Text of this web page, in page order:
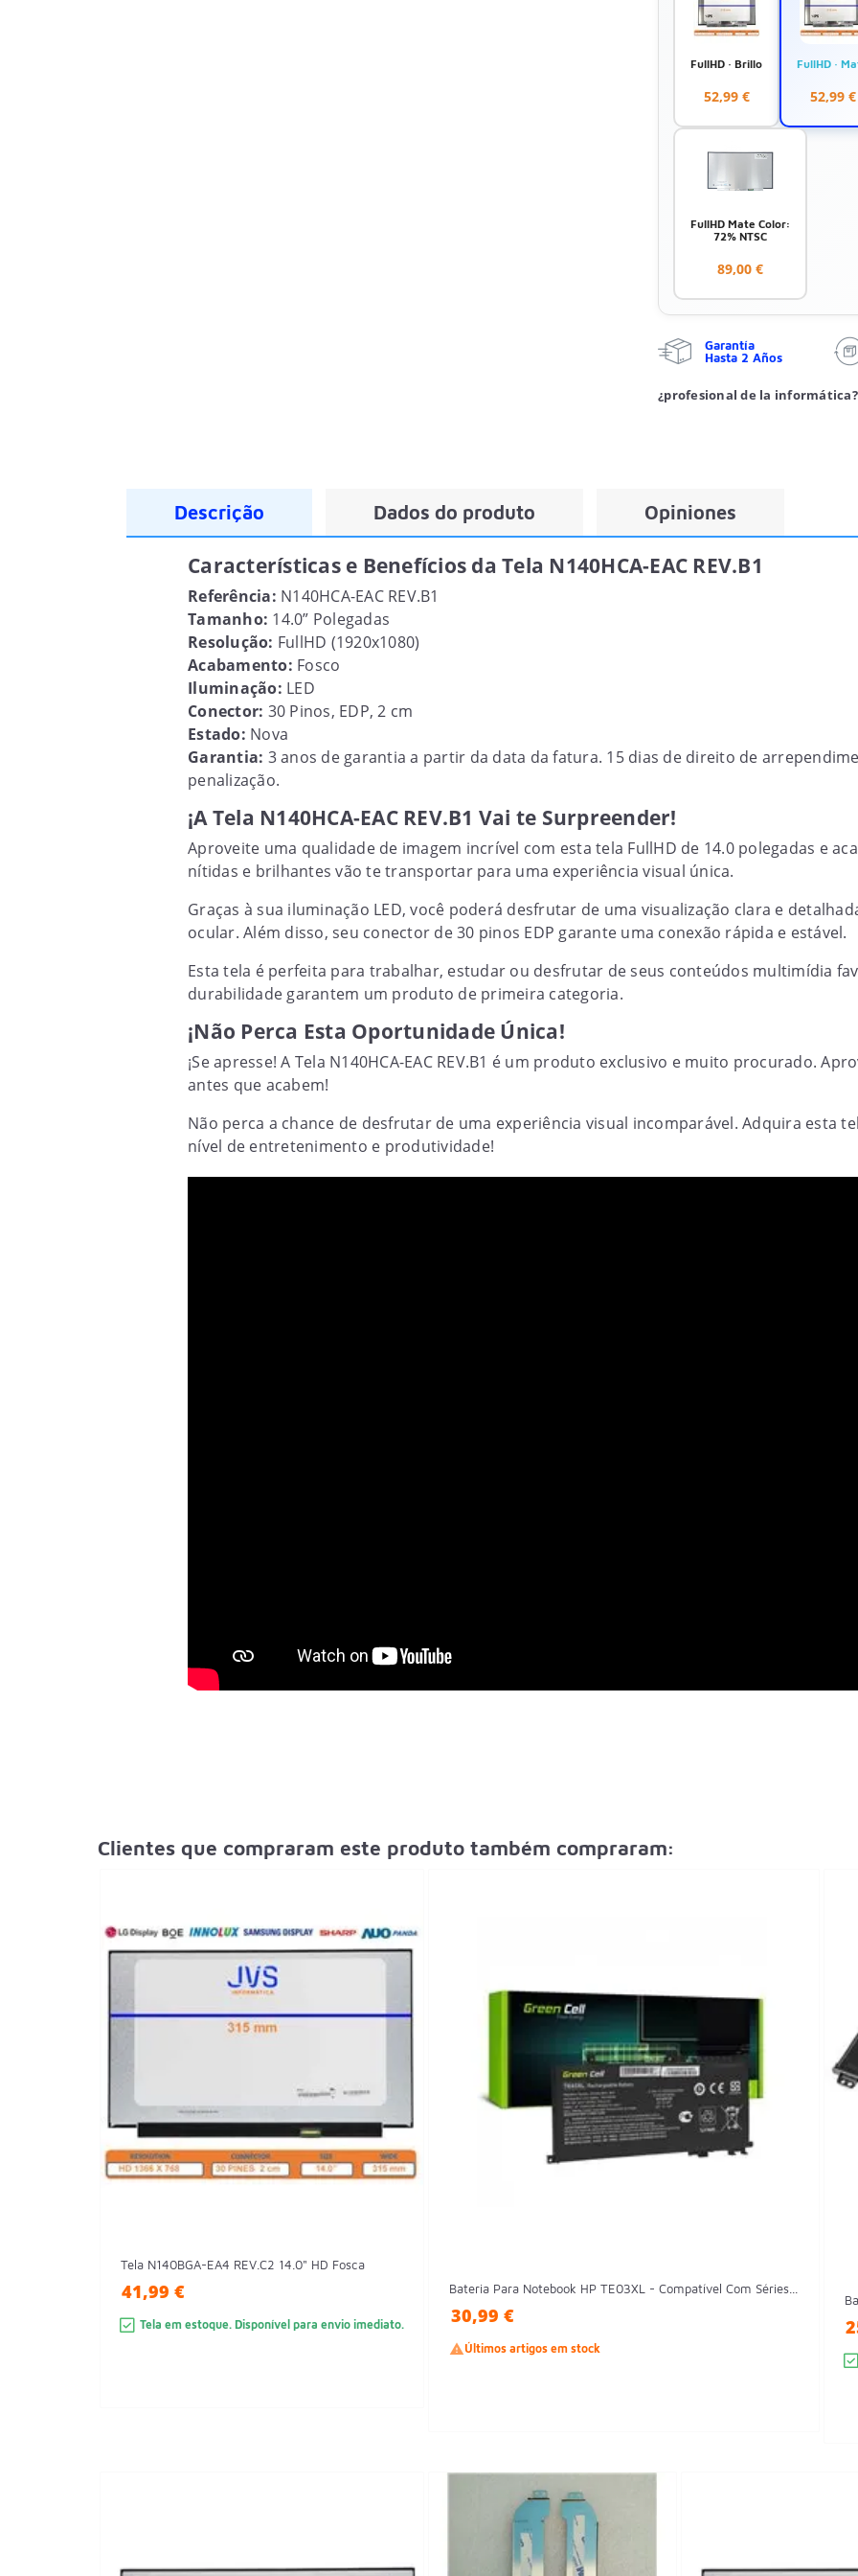
FullHD · Brillo
52,99 €
FullHD ·
52,99 €
FullHD Mate Color:
72% NTSC
89,00 €
Garantía
Hasta 2 Años
¿profesional de la
Descrição Dados do produto Opiniones
Características e Benefícios da Tela N140HCA-EAC REV.B1
Referência: N140HCA-EAC REV.B1
Tamanho: 14.0” Polegadas
Resolução: FullHD (1920x1080)
Acabamento: Fosco
Iluminação: LED
Conector: 30 Pinos, EDP, 2 cm
Estado: Nova
Garantia: 3 anos de garantia a partir da data da fatura. 15 dias de direito de
penalização.
¡A Tela N140HCA-EAC REV.B1 Vai te Surpreender!
Aproveite uma qualidade de imagem incrível com esta tela FullHD de 14.0 polegadas e
nítidas e brilhantes vão te transportar para uma experiência visual única.
Graças à sua iluminação LED, você poderá desfrutar de uma visualização clara e
ocular. Além disso, seu conector de 30 pinos EDP garante uma conexão rápida e estável.
Esta tela é perfeita para trabalhar, estudar ou desfrutar de seus conteúdos multimídia
durabilidade garantem um produto de primeira categoria.
¡Não Perca Esta Oportunidade Única!
¡Se apresse! A Tela N140HCA-EAC REV.B1 é um produto exclusivo e muito procurado.
antes que acabem!
Não perca a chance de desfrutar de uma experiência visual incomparável. Adquira esta
nível de entretenimento e produtividade!
Clientes que compraram este produto também compraram:
Tela N140BGA-EA4 REV.C2 14.0" HD Fosca
41,99 €
Tela em estoque. Disponível para envio imediato.
Bateria Para Notebook HP TE03XL - Compatível Com Séries...
30,99 €
Últimos artigos em stock